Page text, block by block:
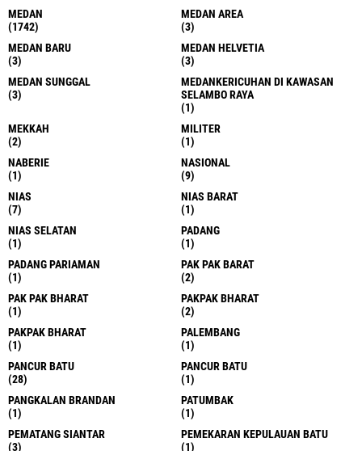
MEDAN
(1742)
MEDAN AREA
(3)
MEDAN BARU
(3)
MEDAN HELVETIA
(3)
MEDAN SUNGGAL
(3)
MEDANKERICUHAN DI KAWASAN
SELAMBO RAYA
(1)
MEKKAH
(2)
MILITER
(1)
NABERIE
(1)
NASIONAL
(9)
NIAS
(7)
NIAS BARAT
(1)
NIAS SELATAN
(1)
PADANG
(1)
PADANG PARIAMAN
(1)
PAK PAK BARAT
(2)
PAK PAK BHARAT
(1)
PAKPAK BHARAT
(2)
PAKPAK BHARAT
(1)
PALEMBANG
(1)
PANCUR BATU
(28)
PANCUR BATU
(1)
PANGKALAN BRANDAN
(1)
PATUMBAK
(1)
PEMATANG SIANTAR
(3)
PEMEKARAN KEPULAUAN BATU
(1)